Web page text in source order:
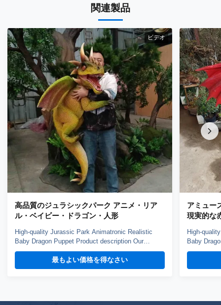
関連製品
ビデオ
高品質のジュラシックパーク アニメ・リア
ル・ベイビー・ドラゴン・人形
High-quality Jurassic Park Animatronic Realistic
Baby Dragon Puppet Product description Our
dinosaur puppet weights about 3kg, it can blink,
open mouth and roar, control by hand. You can
choose silicone skin or fabric skin, silicone skin is
最もよい価格を得なさい
アミュー
現実的な
High-
Baby
dinosaur
choose